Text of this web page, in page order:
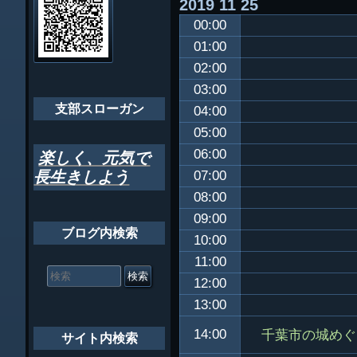
ビ
ゲ
ー
ョ
ン
千葉市支部組
年間行事
2019 11 25
00:00
01:00
02:00
03:00
04:00
05:00
06:00
07:00
08:00
09:00
10:00
11:00
12:00
13:00
14:00
千葉市の城め
支部スローガン
楽しく、元気で
長生きしよう
ブログ内検索
索
サイト内検索